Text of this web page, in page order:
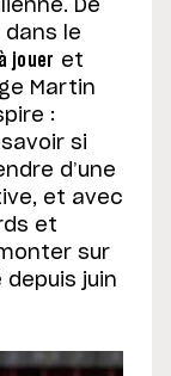
De
dans le
jouer et
Martin
:
si
d’une
et avec
et
sur
depuis juin